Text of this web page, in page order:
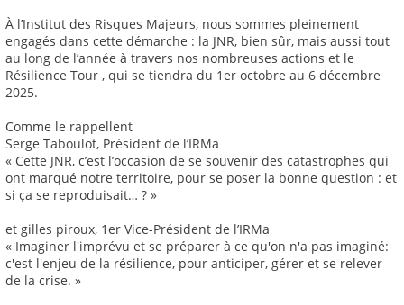
À l’Institut des Risques Majeurs, nous sommes pleinement
engagés dans cette démarche : la JNR, bien sûr, mais aussi tout
au long de l’année à travers nos nombreuses actions et le
Résilience Tour , qui se tiendra du 1er octobre au 6 décembre
2025.
Comme le rappellent
Serge Taboulot, Président de l’IRMa
« Cette JNR, c’est l’occasion de se souvenir des catastrophes qui
ont marqué notre territoire, pour se poser la bonne question : et
si ça se reproduisait… ? »
et gilles piroux, 1er Vice-Président de l’IRMa
« Imaginer l'imprévu et se préparer à ce qu'on n'a pas imaginé:
c'est l'enjeu de la résilience, pour anticiper, gérer et se relever
de la crise. »